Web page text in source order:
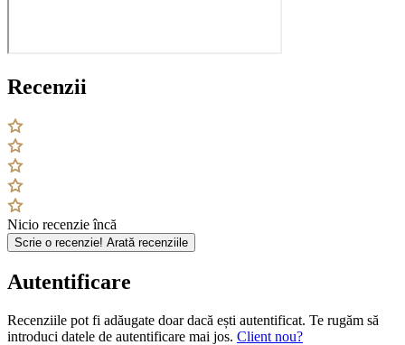
Recenzii
Nicio recenzie încă
Scrie o recenzie! Arată recenziile
Autentificare
Recenziile pot fi adăugate doar dacă ești autentificat. Te rugăm să
introduci datele de autentificare mai jos. Client nou?